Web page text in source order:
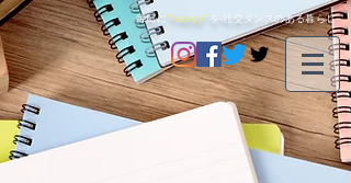
毎日に"happy" を-社交ダンスのある暮らし-